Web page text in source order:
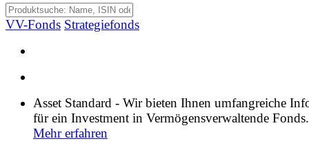
VV-Fonds Strategiefonds
Asset Standard - Wir bieten Ihnen umfangreiche
für ein Investment in Vermögensverwaltende Fonds.
Mehr erfahren